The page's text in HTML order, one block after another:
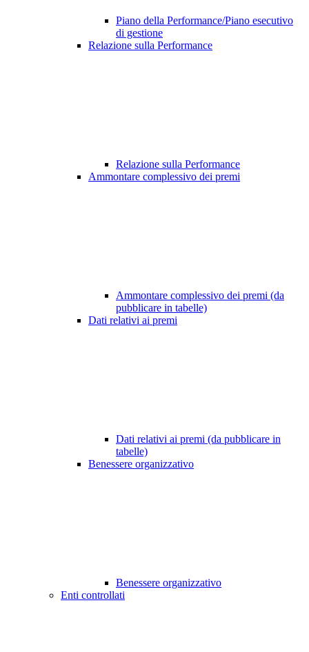
Piano della Performance/Piano esecutivo
di gestione
Relazione sulla Performance
Relazione sulla Performance
Ammontare complessivo dei premi
Ammontare complessivo dei premi (da
pubblicare in tabelle)
Dati relativi ai premi
Dati relativi ai premi (da pubblicare in
tabelle)
Benessere organizzativo
Benessere organizzativo
Enti controllati